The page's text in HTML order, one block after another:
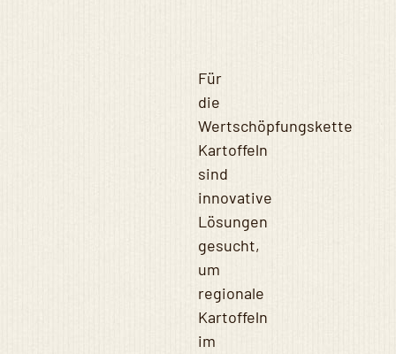
Für
die
Wertschöpfungskette
Kartoffeln
sind
innovative
Lösungen
gesucht,
um
regionale
Kartoffeln
im